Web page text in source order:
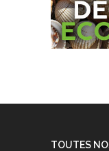
TOUTES